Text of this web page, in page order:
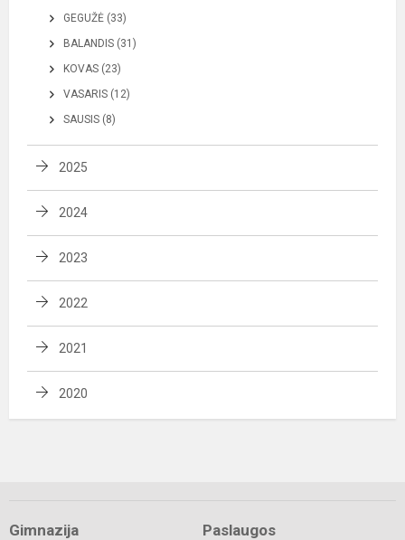
GEGUŽĖ (33)
BALANDIS (31)
KOVAS (23)
VASARIS (12)
SAUSIS (8)
2025
2024
2023
2022
2021
2020
Gimnazija Paslaugos